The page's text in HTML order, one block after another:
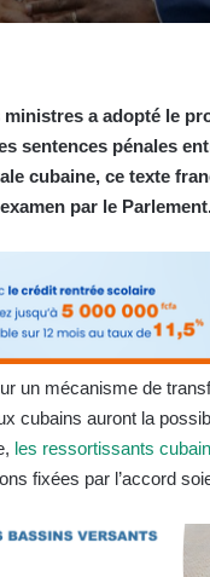
ministres a adopté le
sentences pénales
cubaine, ce texte
par le
un mécanisme de
cubains auront la
les ressortissants
fixées par l’accord